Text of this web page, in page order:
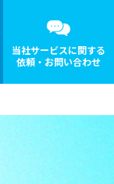
当社サービスに関する
依頼・お問い合わせ